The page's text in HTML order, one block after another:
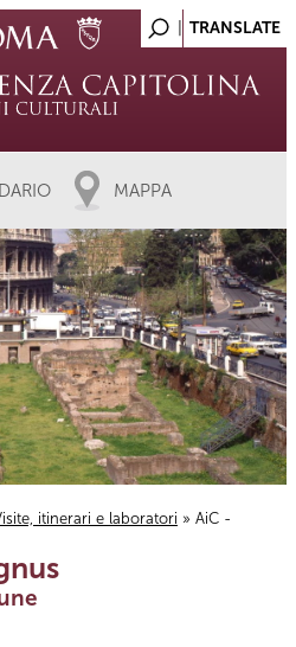
MAPPA
itinerari e laboratori » AiC -